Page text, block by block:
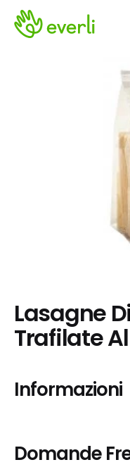
Lasagne
Trafilate
Informazioni
Domande